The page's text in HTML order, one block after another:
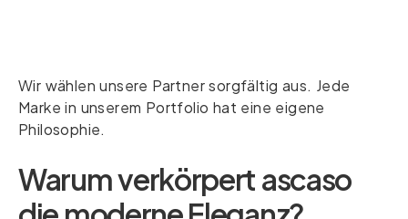
Wir wählen unsere Partner sorgfältig aus. Jede
Marke in unserem Portfolio hat eine eigene
Philosophie.
Warum verkörpert ascaso